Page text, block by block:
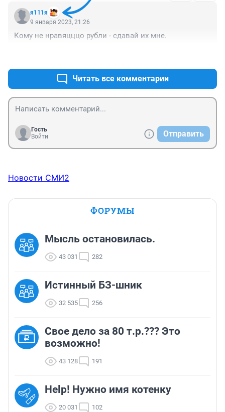
я111я
9 января 2023, 21:26
Кому не нравяцццо рубли - сдавай их мне.
Читать все комментарии
Гость
Войти
Отправить
Новости СМИ2
ФОРУМЫ
Мысль остановилась.
43 031 282
Истинный БЗ-шник
32 535 256
Свое дело за 80 т.р.??? Это
возможно!
43 128 191
Help! Нужно имя котенку
20 031 102